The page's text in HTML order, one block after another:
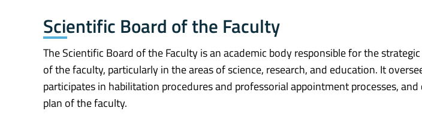
Scientific Board of the Faculty
The Scientific Board of the Faculty is an academic body responsible for the
of the faculty, particularly in the areas of science, research, and education. It
participates in habilitation procedures and professorial appointment processes,
plan of the faculty.